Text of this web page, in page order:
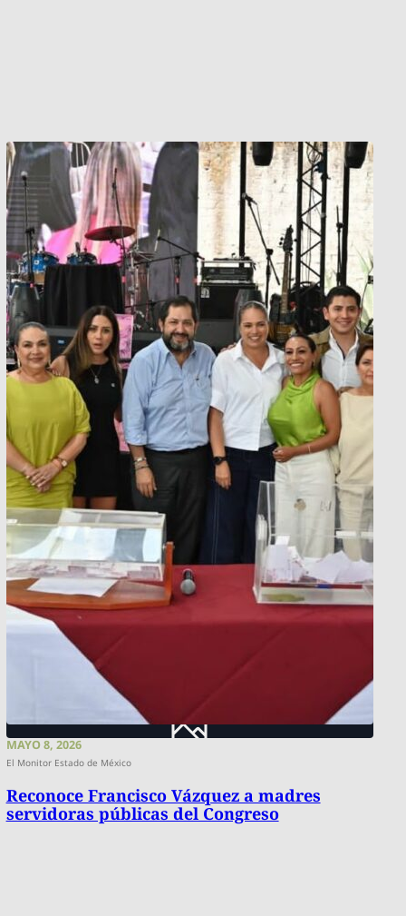
MAYO 8, 2026
El Monitor Estado de México
Reconoce Francisco Vázquez a madres
servidoras públicas del Congreso